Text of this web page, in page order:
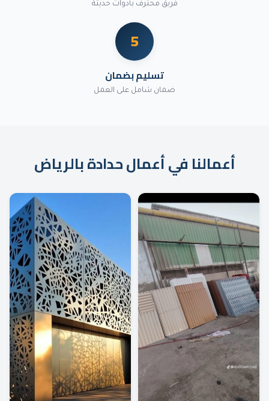
فريق محترف بأدوات حديثة
5
تسليم بضمان
ضمان شامل على العمل
أعمالنا فيأعمال حدادةبالرياض